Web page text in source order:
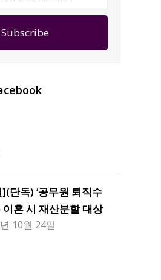
Subscribe
단독) ‘공무원 퇴직수
이혼 시 재산분할 대상
10월 24일